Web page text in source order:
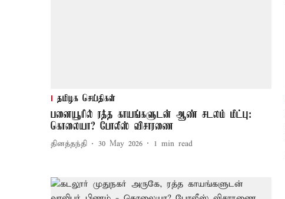
தமிழக செய்திகள்
பனையூரில் ரத்த காயங்களுடன் ஆண் சடலம் மீட்பு:
கொலையா? போலீஸ் விசாரணை
தினத்தந்தி 30 May 2026 1 min read